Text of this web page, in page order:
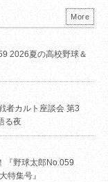
2026夏の高校野球＆
者カルト座談会 第3
る夜
『野球太郎No.059
特集号』
More